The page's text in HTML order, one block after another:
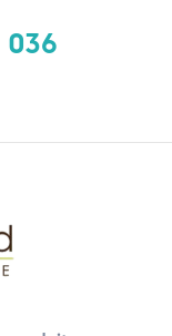
036